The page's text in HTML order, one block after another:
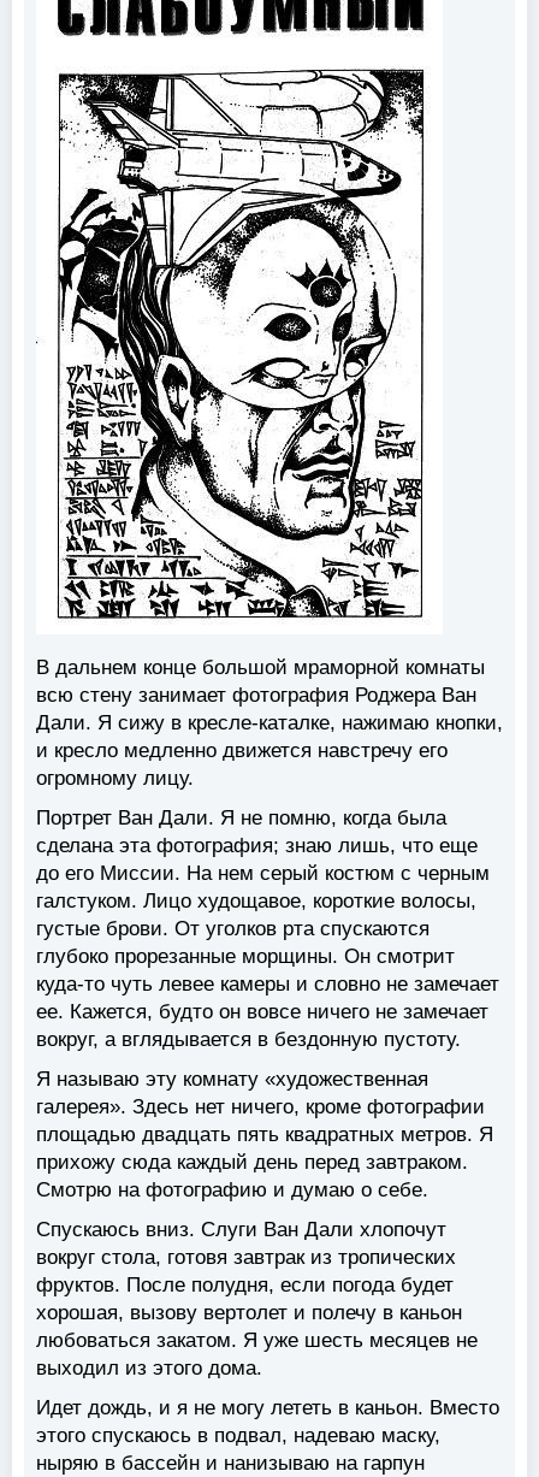
В дальнем конце большой мраморной комнаты
всю стену занимает фотография Роджера Ван
Дали. Я сижу в кресле-каталке, нажимаю кнопки,
и кресло медленно движется навстречу его
огромному лицу.
Портрет Ван Дали. Я не помню, когда была
сделана эта фотография; знаю лишь, что еще
до его Миссии. На нем серый костюм с черным
галстуком. Лицо худощавое, короткие волосы,
густые брови. От уголков рта спускаются
глубоко прорезанные морщины. Он смотрит
куда-то чуть левее камеры и словно не замечает
ее. Кажется, будто он вовсе ничего не замечает
вокруг, а вглядывается в бездонную пустоту.
Я называю эту комнату «художественная
галерея». Здесь нет ничего, кроме фотографии
площадью двадцать пять квадратных метров. Я
прихожу сюда каждый день перед завтраком.
Смотрю на фотографию и думаю о себе.
Спускаюсь вниз. Слуги Ван Дали хлопочут
вокруг стола, готовя завтрак из тропических
фруктов. После полудня, если погода будет
хорошая, вызову вертолет и полечу в каньон
любоваться закатом. Я уже шесть месяцев не
выходил из этого дома.
Идет дождь, и я не могу лететь в каньон. Вместо
этого спускаюсь в подвал, надеваю маску,
ныряю в бассейн и нанизываю на гарпун